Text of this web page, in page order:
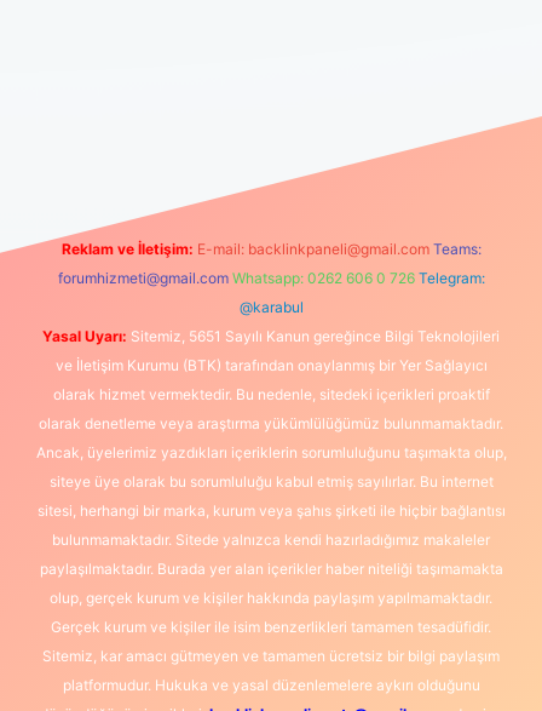
Reklam ve İletişim: E-mail: backlinkpaneli@gmail.com Teams:
forumhizmeti@gmail.com Whatsapp: 0262 606 0 726 Telegram:
@karabul
Yasal Uyarı: Sitemiz, 5651 Sayılı Kanun gereğince Bilgi Teknolojileri
ve İletişim Kurumu (BTK) tarafından onaylanmış bir Yer Sağlayıcı
olarak hizmet vermektedir. Bu nedenle, sitedeki içerikleri proaktif
olarak denetleme veya araştırma yükümlülüğümüz bulunmamaktadır.
Ancak, üyelerimiz yazdıkları içeriklerin sorumluluğunu taşımakta olup,
siteye üye olarak bu sorumluluğu kabul etmiş sayılırlar. Bu internet
sitesi, herhangi bir marka, kurum veya şahıs şirketi ile hiçbir bağlantısı
bulunmamaktadır. Sitede yalnızca kendi hazırladığımız makaleler
paylaşılmaktadır. Burada yer alan içerikler haber niteliği taşımamakta
olup, gerçek kurum ve kişiler hakkında paylaşım yapılmamaktadır.
Gerçek kurum ve kişiler ile isim benzerlikleri tamamen tesadüfidir.
Sitemiz, kar amacı gütmeyen ve tamamen ücretsiz bir bilgi paylaşım
platformudur. Hukuka ve yasal düzenlemelere aykırı olduğunu